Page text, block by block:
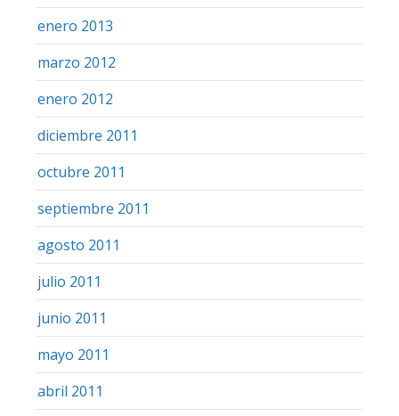
enero 2013
marzo 2012
enero 2012
diciembre 2011
octubre 2011
septiembre 2011
agosto 2011
julio 2011
junio 2011
mayo 2011
abril 2011